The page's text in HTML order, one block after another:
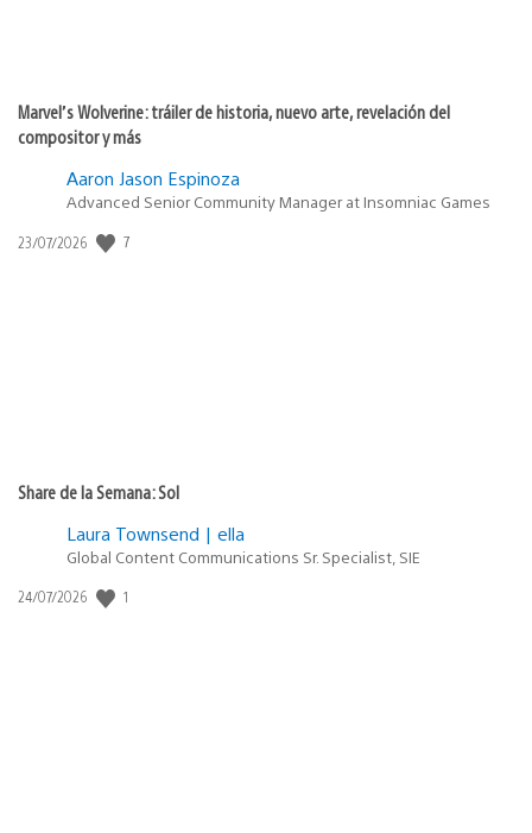
Marvel’s Wolverine: tráiler de historia, nuevo arte, revelación del
compositor y más
Aaron Jason Espinoza
Advanced Senior Community Manager at Insomniac Games
Fecha
23/07/2026 7
Share de la Semana: Sol
Laura Townsend | ella
Global Content Communications Sr. Specialist, SIE
Fecha
24/07/2026 1